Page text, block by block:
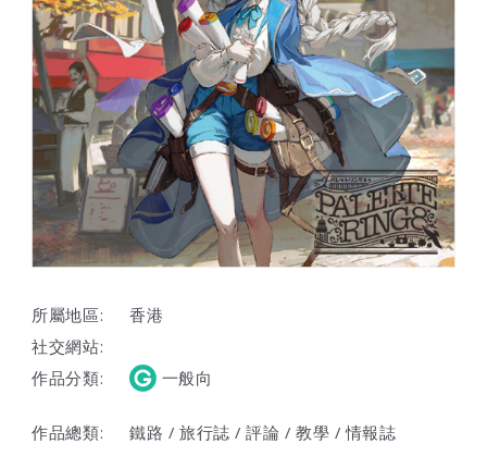
所屬地區:
香港
社交網站:
作品分類:
一般向
作品總類:
鐵路 / 旅行誌 / 評論 / 教學 / 情報誌